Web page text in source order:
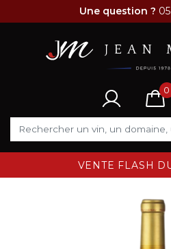
Une question ?
0
VENTE FLASH